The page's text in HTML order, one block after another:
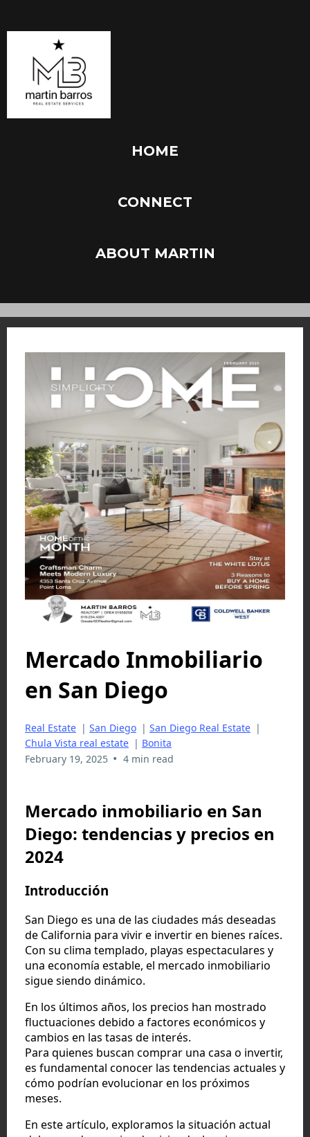
HOME
CONNECT
ABOUT MARTIN
Mercado Inmobiliario
en San Diego
Real Estate | San Diego | San Diego Real Estate |
Chula Vista real estate | Bonita
February 19, 2025 • 4 min read
Mercado inmobiliario en San
Diego: tendencias y precios en
2024
Introducción
San Diego es una de las ciudades más deseadas
de California para vivir e invertir en bienes raíces.
Con su clima templado, playas espectaculares y
una economía estable, el mercado inmobiliario
sigue siendo dinámico.
En los últimos años, los precios han mostrado
fluctuaciones debido a factores económicos y
cambios en las tasas de interés.
Para quienes buscan comprar una casa o invertir,
es fundamental conocer las tendencias actuales y
cómo podrían evolucionar en los próximos
meses.
En este artículo, exploramos la situación actual